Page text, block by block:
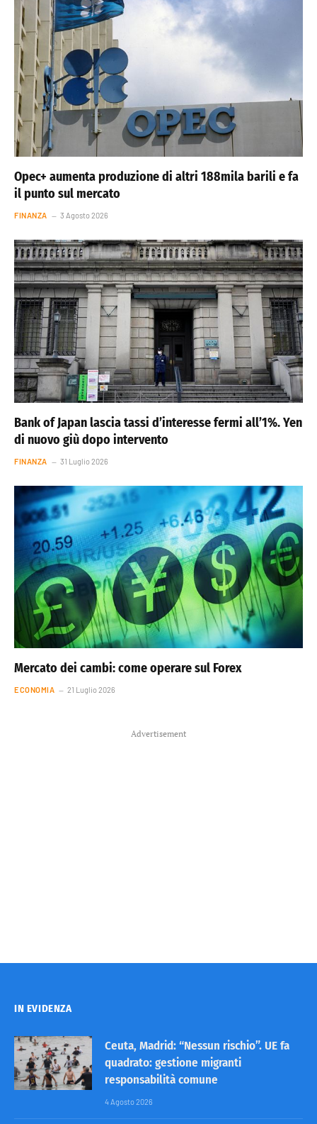
Opec+ aumenta produzione di altri 188mila barili e fa
il punto sul mercato
FINANZA 3 Agosto 2026
Bank of Japan lascia tassi d’interesse fermi all’1%. Yen
di nuovo giù dopo intervento
FINANZA 31 Luglio 2026
Mercato dei cambi: come operare sul Forex
ECONOMIA 21 Luglio 2026
Advertisement
IN EVIDENZA
Ceuta, Madrid: “Nessun rischio”. UE fa
quadrato: gestione migranti
responsabilità comune
4 Agosto 2026